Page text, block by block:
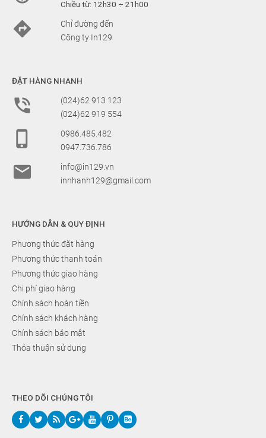
Chiều từ: 12h30 ÷ 21h00

Chỉ đường đến
Công ty In129
ĐẶT HÀNG NHANH

(024)62 913 123
(024)62 919 554

0986.485.482
0947.736.786

info@in129.vn
innhanh129@gmail.com
HƯỚNG DẪN & QUY ĐỊNH
Phương thức đặt hàng
Phương thức thanh toán
Phương thức giao hàng
Chi phí giao hàng
Chính sách hoàn tiền
Chính sách khách hàng
Chính sách bảo mật
Thỏa thuận sử dụng
THEO DÕI CHÚNG TÔI